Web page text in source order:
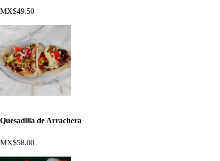
MX$49.50
Quesadilla de Arrachera
MX$58.00